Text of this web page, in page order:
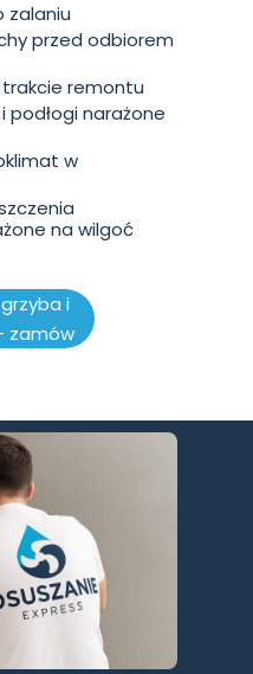
i
zamów
zalaniu
przed odbiorem
trakcie remontu
podłogi narażone
w
na wilgoć